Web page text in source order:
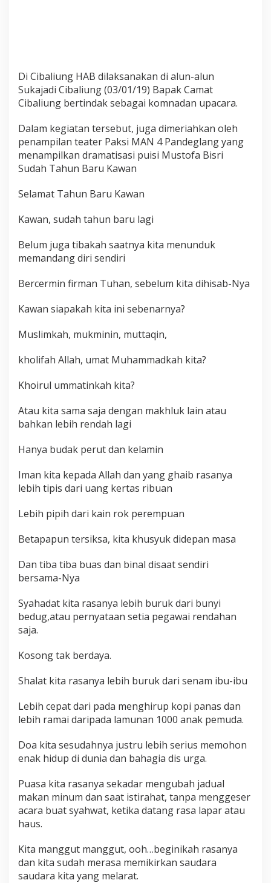
Di Cibaliung HAB dilaksanakan di alun-alun
Sukajadi Cibaliung (03/01/19) Bapak Camat
Cibaliung bertindak sebagai komnadan upacara.
Dalam kegiatan tersebut, juga dimeriahkan oleh
penampilan teater Paksi MAN 4 Pandeglang yang
menampilkan dramatisasi puisi Mustofa Bisri
Sudah Tahun Baru Kawan
Selamat Tahun Baru Kawan
Kawan, sudah tahun baru lagi
Belum juga tibakah saatnya kita menunduk
memandang diri sendiri
Bercermin firman Tuhan, sebelum kita dihisab-Nya
Kawan siapakah kita ini sebenarnya?
Muslimkah, mukminin, muttaqin,
kholifah Allah, umat Muhammadkah kita?
Khoirul ummatinkah kita?
Atau kita sama saja dengan makhluk lain atau
bahkan lebih rendah lagi
Hanya budak perut dan kelamin
Iman kita kepada Allah dan yang ghaib rasanya
lebih tipis dari uang kertas ribuan
Lebih pipih dari kain rok perempuan
Betapapun tersiksa, kita khusyuk didepan masa
Dan tiba tiba buas dan binal disaat sendiri
bersama-Nya
Syahadat kita rasanya lebih buruk dari bunyi
bedug,atau pernyataan setia pegawai rendahan
saja.
Kosong tak berdaya.
Shalat kita rasanya lebih buruk dari senam ibu-ibu
Lebih cepat dari pada menghirup kopi panas dan
lebih ramai daripada lamunan 1000 anak pemuda.
Doa kita sesudahnya justru lebih serius memohon
enak hidup di dunia dan bahagia dis urga.
Puasa kita rasanya sekadar mengubah jadual
makan minum dan saat istirahat, tanpa menggeser
acara buat syahwat, ketika datang rasa lapar atau
haus.
Kita manggut manggut, ooh…beginikah rasanya
dan kita sudah merasa memikirkan saudara
saudara kita yang melarat.